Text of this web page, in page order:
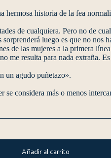
historia de la fea
de cualquiera. Pero no de
luego es que no nos
de las mujeres a la primera
resulta para nada extraña.
un agudo puñetazo».
se considera más o menos
Añadir al carrito